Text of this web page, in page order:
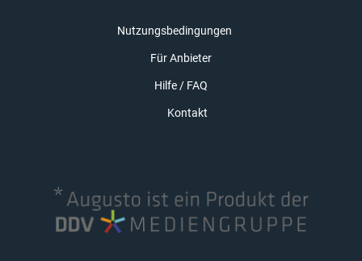
Nutzungsbedingungen
Für Anbieter
Hilfe / FAQ
Kontakt